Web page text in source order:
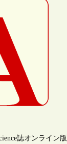
誌オンライン版